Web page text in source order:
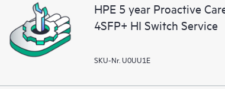
HPE 5 year Proactive
4SFP+ HI Switch Service
SKU-Nr. U0UU1E